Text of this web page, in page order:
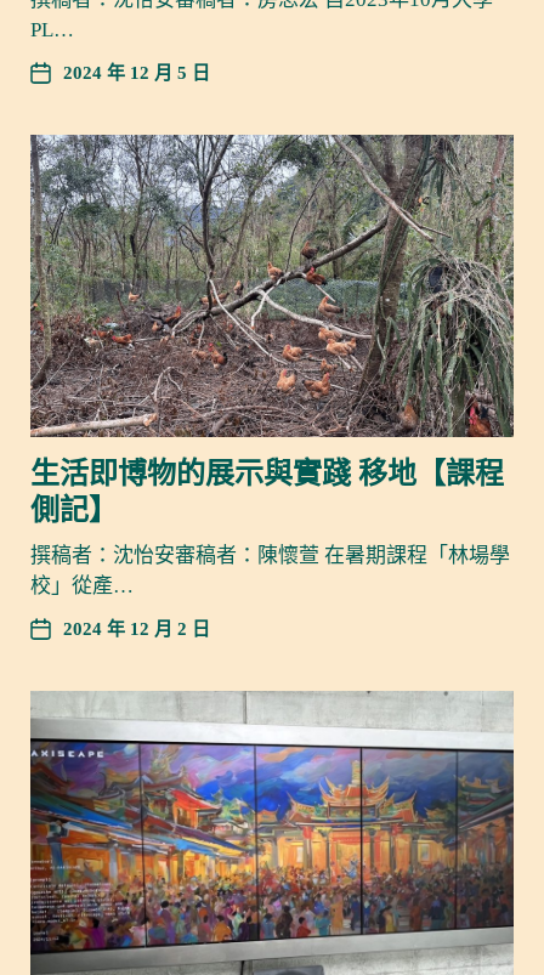
PL…
2024 年 12 月 5 日
生活即博物的展示與實踐 移地【課程
側記】
撰稿者：沈怡安審稿者：陳懷萱 在暑期課程「林場學
校」從產…
2024 年 12 月 2 日